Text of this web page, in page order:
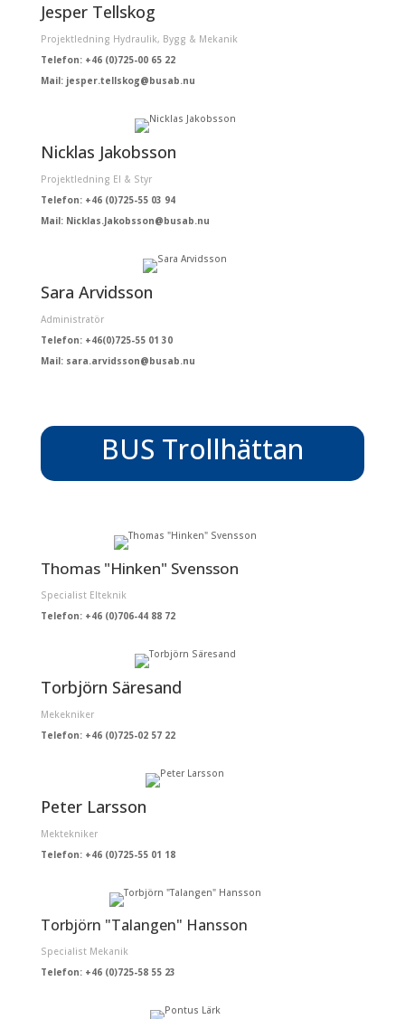
Jesper Tellskog
Projektledning Hydraulik, Bygg & Mekanik
Telefon: +46 (0)725-00 65 22
Mail: jesper.tellskog@busab.nu
Nicklas Jakobsson
Projektledning El & Styr
Telefon: +46 (0)725-55 03 94
Mail: Nicklas.Jakobsson@busab.nu
Sara Arvidsson
Administratör
Telefon: +46(0)725-55 01 30
Mail: sara.arvidsson@busab.nu
BUS Trollhättan
Thomas "Hinken" Svensson
Specialist Elteknik
Telefon: +46 (0)706-44 88 72
Torbjörn Säresand
Mekekniker
Telefon: +46 (0)725-02 57 22
Peter Larsson
Mektekniker
Telefon: +46 (0)725-55 01 18
Torbjörn "Talangen" Hansson
Specialist Mekanik
Telefon: +46 (0)725-58 55 23